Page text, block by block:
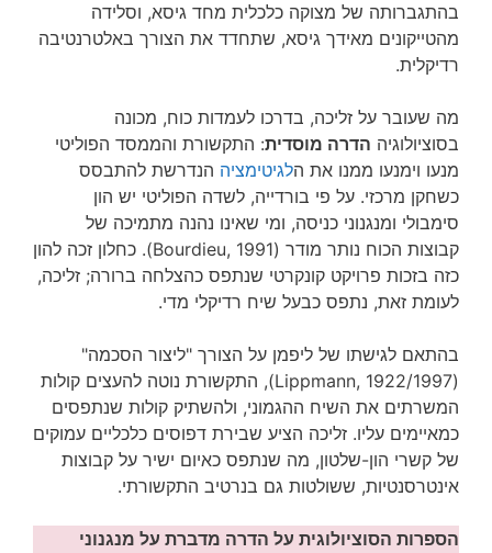
בהתגברותה של מצוקה כלכלית מחד גיסא, וסלידה
מהטייקונים מאידך גיסא, שתחדד את הצורך באלטרנטיבה
רדיקלית.
מה שעובר על זליכה, בדרכו לעמדות כוח, מכונה
בסוציולוגיה הדרה מוסדית: התקשורת והממסד הפוליטי
מנעו וימנעו ממנו את הלגיטימציה הנדרשת להתבסס
כשחקן מרכזי. על פי בורדייה, לשדה הפוליטי יש הון
סימבולי ומנגנוני כניסה, ומי שאינו נהנה מתמיכה של
קבוצות הכוח נותר מודר (Bourdieu, 1991). כחלון זכה להון
כזה בזכות פרויקט קונקרטי שנתפס כהצלחה ברורה; זליכה,
לעומת זאת, נתפס כבעל שיח רדיקלי מדי.
בהתאם לגישתו של ליפמן על הצורך "ליצור הסכמה"
(Lippmann, 1922/1997), התקשורת נוטה להעצים קולות
המשרתים את השיח ההגמוני, ולהשתיק קולות שנתפסים
כמאיימים עליו. זליכה הציע שבירת דפוסים כלכליים עמוקים
של קשרי הון-שלטון, מה שנתפס כאיום ישיר על קבוצות
אינטרסנטיות, ששולטות גם בנרטיב התקשורתי.
הספרות הסוציולוגית על הדרה מדברת על מנגנוני